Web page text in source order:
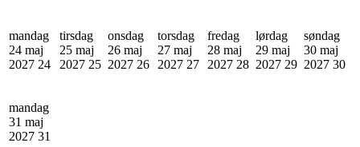
mandag
24 maj
2027 24
tirsdag
25 maj
2027 25
onsdag
26 maj
2027 26
torsdag
27 maj
2027 27
fredag
28 maj
2027 28
lørdag
29 maj
2027 29
søndag
30 maj
2027 30
mandag
31 maj
2027 31